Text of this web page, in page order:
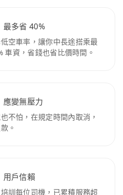
最多省 40%
空車率，讓你中長途搭乘最
車資，省錢也省比價時間。
應變無壓力
不怕，在規定時間內取消，
。
用戶信賴
訓每位司機，已累積服務超